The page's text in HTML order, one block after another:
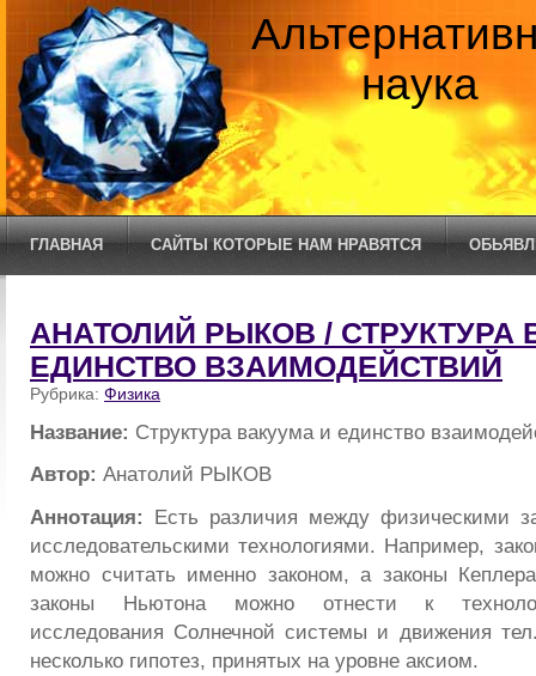
наука
ГЛАВНАЯ САЙТЫ КОТОРЫЕ НАМ НРАВЯТСЯ
АНАТОЛИЙ РЫКОВ / СТРУКТУРА
ЕДИНСТВО ВЗАИМОДЕЙСТВИЙ
Рубрика: Физика
Название: Структура вакуума и единство
Автор: Анатолий РЫКОВ
Аннотация: Есть различия между физическими
исследовательскими технологиями. Например,
можно считать именно законом, а законы
законы Ньютона можно отнести к
исследования Солнечной системы и движения
несколько гипотез, принятых на уровне аксиом.